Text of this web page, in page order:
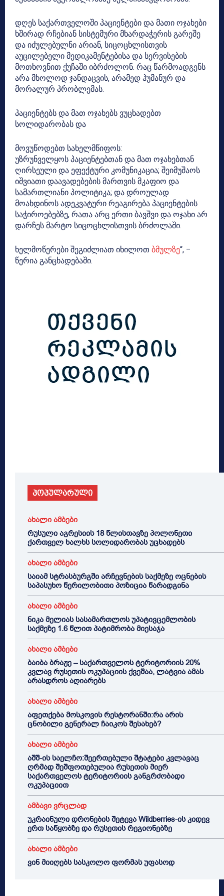
დღეს საქართველოში პაციენტები და მათი ოჯახები
ხშირად რჩებიან სისტემური მხარდაჭერის გარეშე
და იძულებულნი არიან, სიცოცხლისთვის
აუცილებელი მედიკამენტებისა და სერვისების
მოთხოვნით ქუჩაში იბრძოლონ. რაც წარმოადგენს
არა მხოლოდ ჯანდაცვის, არამედ ჰუმანურ და
მორალურ პრობლემას.
პაციენტებს და მათ ოჯახებს ვუცხადებთ
სოლიდარობას და
მოვუწოდებთ სახელმწიფოს:
უზრუნველყოს პაციენტებთან და მათ ოჯახებთან
ღირსეული და ეფექტური კომუნიკაცია; შეიმუშაოს
იშვიათი დაავადებების მართვის მკაფიო და
სამართლიანი პოლიტიკა; და დროულად
მოახდინოს ადეკვატური რეაგირება პაციენტების
საჭიროებებზე, რათა არც ერთი ბავშვი და ოჯახი არ
დარჩეს მარტო სიცოცხლისთვის ბრძოლაში.
ხელმოწერები შეგიძლიათ იხილოთ ბმულზე“, –
წერია განცხადებაში.
პოპულარული
ახალი ამბები
რუსული აგრესიის 18 წლისთავზე პოლონეთი
ქართველ ხალხს სოლიდარობას უცხადებს
ახალი ამბები
საიამ სტრასბურგში არჩევნების საქმეზე ოცნების
საპასუხო წერილობითი პოზიცია წარადგინა
ახალი ამბები
ნიკა მელიას სასამართლოს უპატივცემლობის
საქმეზე 1.6 წლით პატიმრობა მიესაჯა
ახალი ამბები
ბაიბა ბრაჟე – საქართველოს ტერიტორიის 20%
კვლავ რუსეთის ოკუპაციის ქვეშაა, ლატვია ამას
არასდროს აღიარებს
ახალი ამბები
აფეთქება მოსკოვის რესტორანში:რა არის
ცნობილი გენერალ ჩაიკოს შესახებ?
ახალი ამბები
აშშ-ის საელჩო:შეერთებული შტატები კვლავაც
ღრმად შეშფოთებულია რუსეთის მიერ
საქართველოს ტერიტორიის განგრძობადი
ოკუპაციით
ამბავი ვრცლად
უკრაინული დრონების შეტევა Wildberries-ის კიდევ
ერთ საწყობზე და რუსეთის რეგიონებზე
ახალი ამბები
ვინ მიიღებს სასკოლო ფორმას უფასოდ